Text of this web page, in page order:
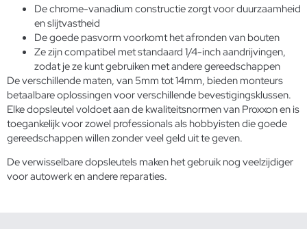
De chrome-vanadium constructie zorgt voor duurzaamheid
en slijtvastheid
De goede pasvorm voorkomt het afronden van bouten
Ze zijn compatibel met standaard 1/4-inch aandrijvingen,
zodat je ze kunt gebruiken met andere gereedschappen
De verschillende maten, van 5mm tot 14mm, bieden monteurs
betaalbare oplossingen voor verschillende bevestigingsklussen.
Elke dopsleutel voldoet aan de kwaliteitsnormen van Proxxon en is
toegankelijk voor zowel professionals als hobbyisten die goede
gereedschappen willen zonder veel geld uit te geven.
Deverwisselbare dopsleutelsmaken het gebruik nog veelzijdiger
voor autowerk en andere reparaties.